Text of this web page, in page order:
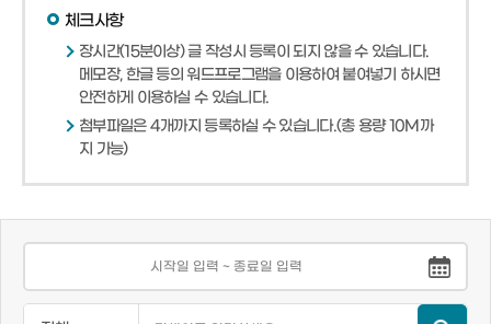
체크사항
장시간(15분이상) 글 작성시 등록이 되지 않을 수 있습니다.
메모장, 한글 등의 워드프로그램을 이용하여 붙여넣기 하시면
안전하게 이용하실 수 있습니다.
첨부파일은 4개까지 등록하실 수 있습니다.(총 용량 10M까
지 가능)